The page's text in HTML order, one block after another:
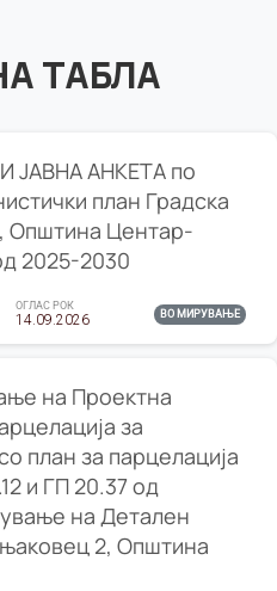
ТАБЛА
ЈАВНА АНКЕТА по
план Градска
Општина Центар-
2025-2030
ОГЛАС РОК
14.09.2026 ВО МИРУВАЊЕ
на Проектна
за
план за парцелација
и ГП 20.37 од
на Детален
2, Општина